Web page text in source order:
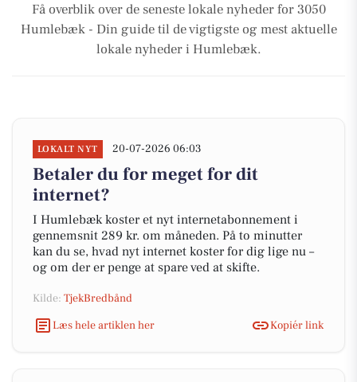
Få overblik over de seneste lokale nyheder for 3050
Humlebæk - Din guide til de vigtigste og mest aktuelle
lokale nyheder i Humlebæk.
LOKALT NYT 20-07-2026 06:03
Betaler du for meget for dit
internet?
I Humlebæk koster et nyt internetabonnement i
gennemsnit 289 kr. om måneden. På to minutter
kan du se, hvad nyt internet koster for dig lige nu –
og om der er penge at spare ved at skifte.
Kilde: TjekBredbånd
Læs hele artiklen her
Kopiér link